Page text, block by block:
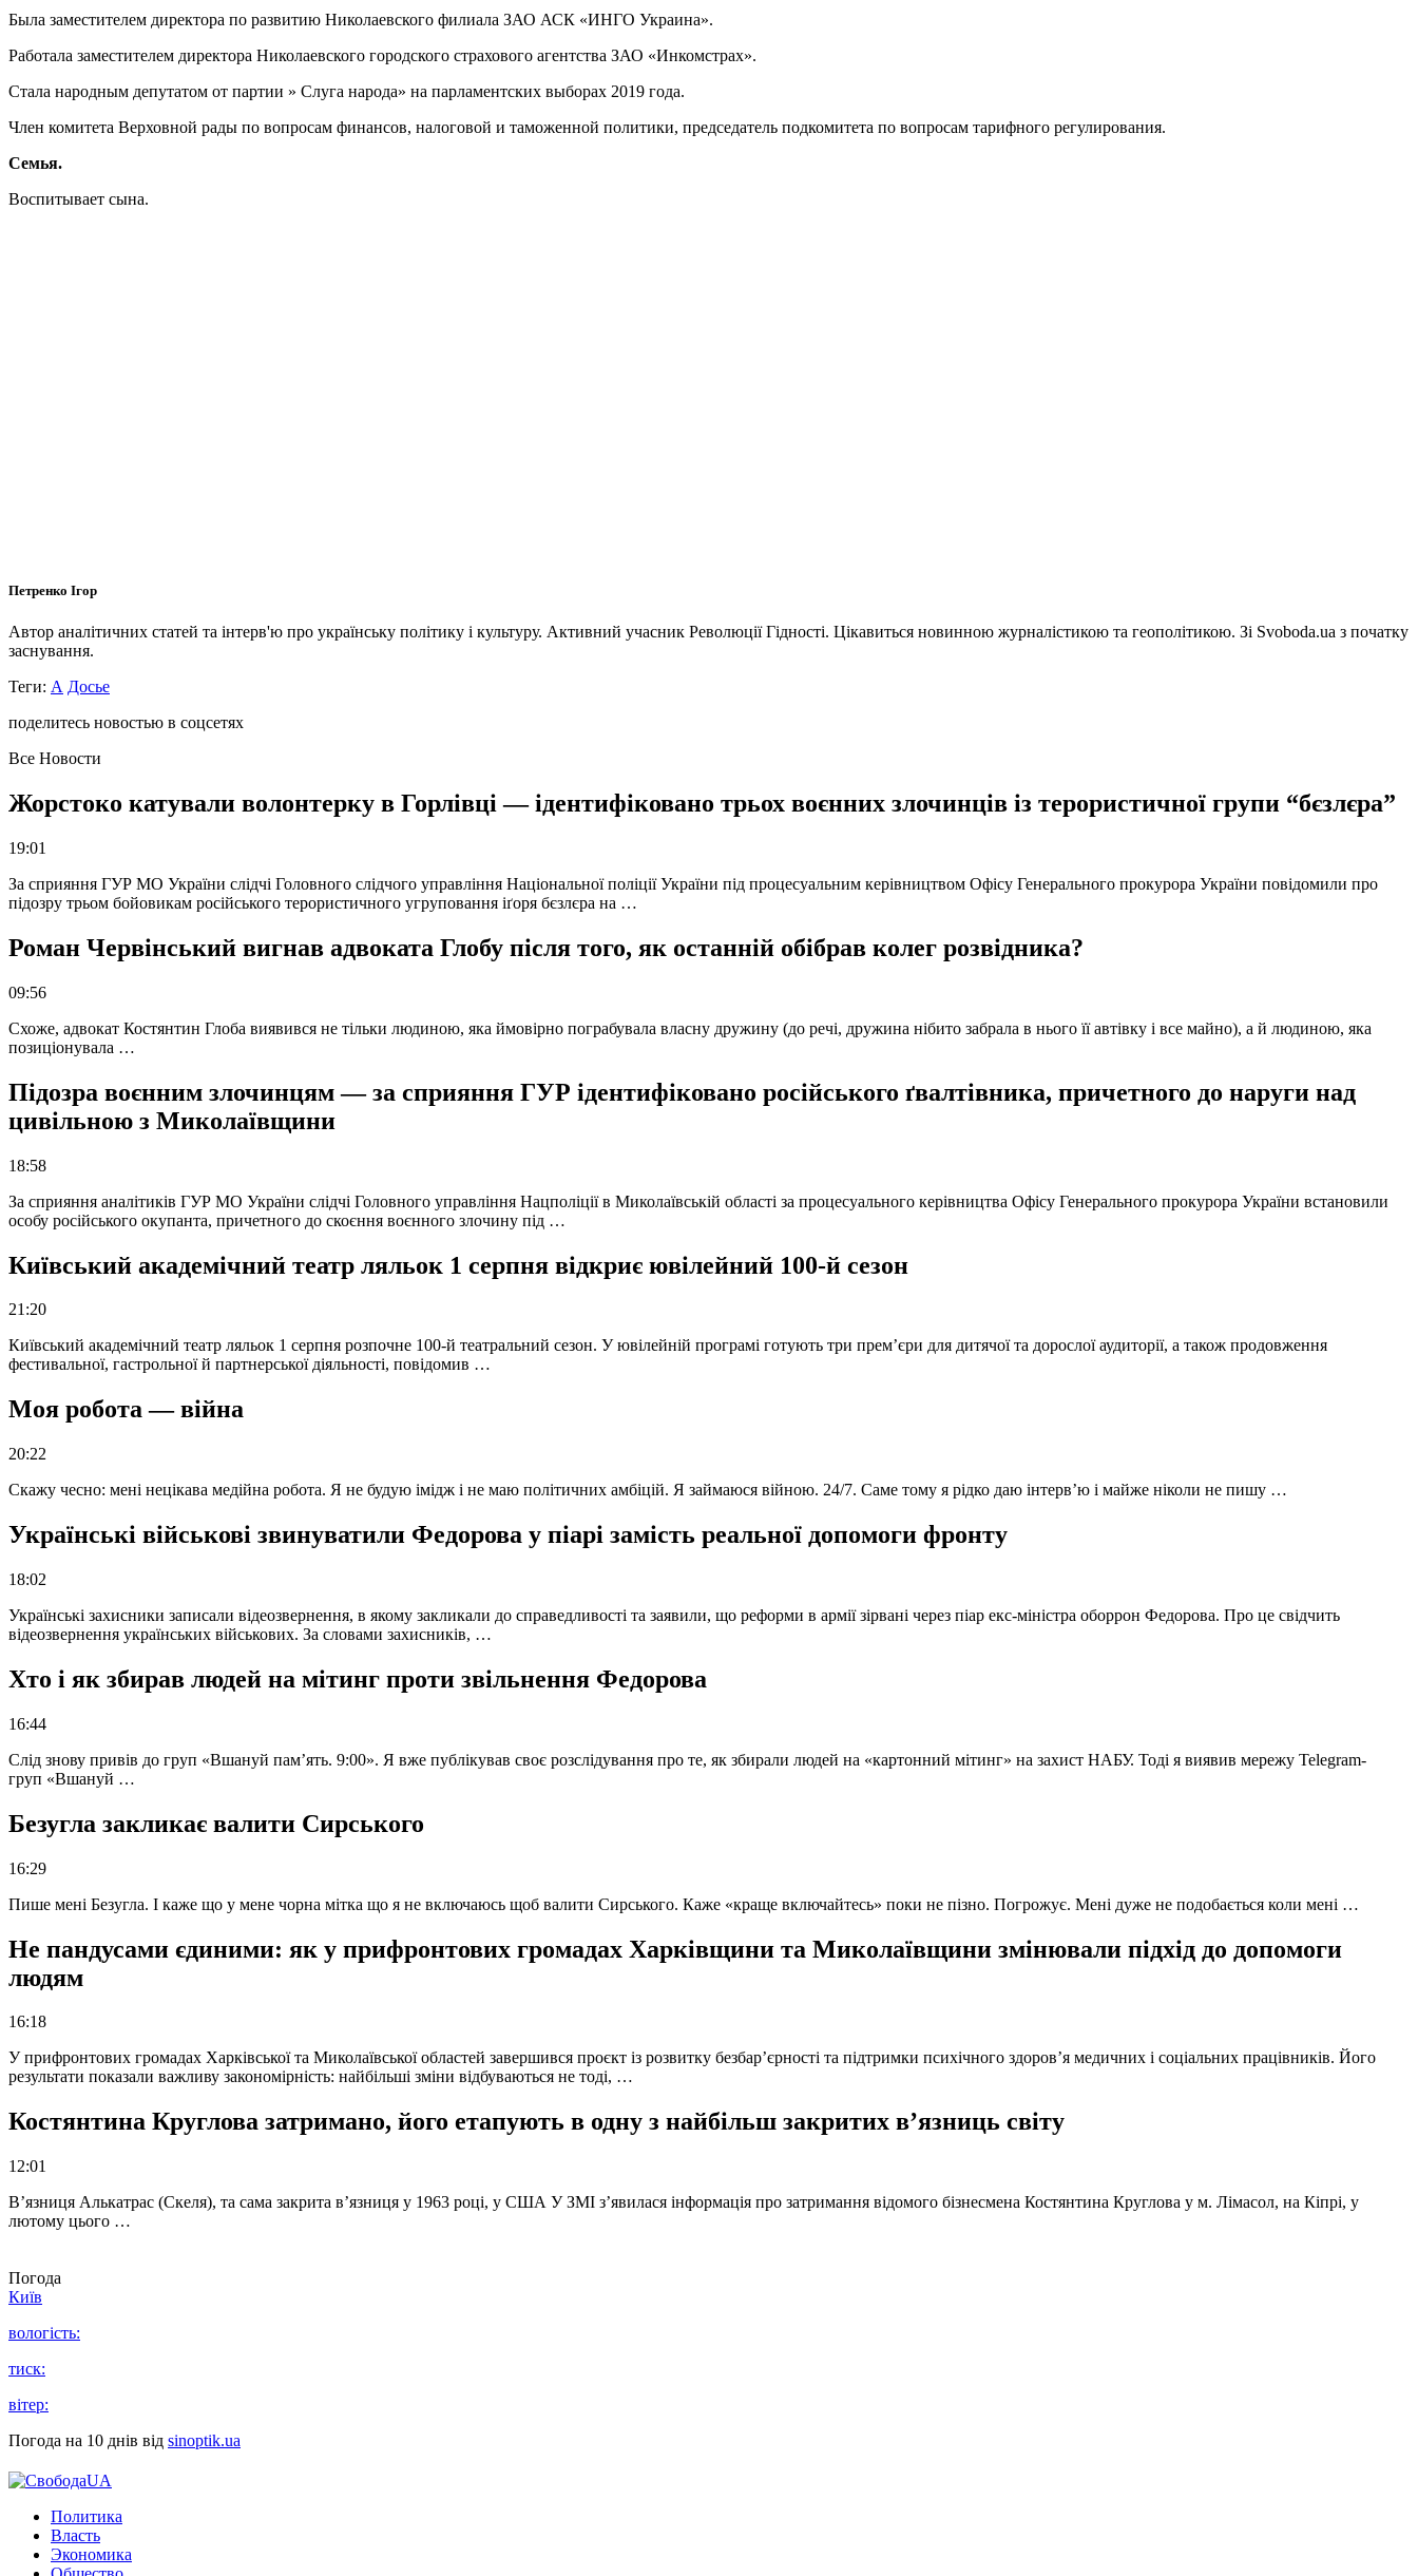
Была заместителем директора по развитию Николаевского филиала ЗАО АСК «ИНГО Украина».
Работала заместителем директора Николаевского городского страхового агентства ЗАО «Инкомстрах».
Стала народным депутатом от партии » Слуга народа» на парламентских выборах 2019 года.
Член комитета Верховной рады по вопросам финансов, налоговой и таможенной политики, председатель подкомитета по вопросам тарифного регулирования.
Семья.
Воспитывает сына.
Петренко Ігор
Автор аналітичних статей та інтерв'ю про українську політику і культуру. Активний учасник Революції Гідності. Цікавиться новинною журналістикою та геополітикою. Зі Svoboda.ua з початку
заснування.
Теги: А Досье
поделитесь новостью в соцсетях
Все Новости
Жорстоко катували волонтерку в Горлівці — ідентифіковано трьох воєнних злочинців із терористичної групи “бєзлєра”
19:01
За сприяння ГУР МО України слідчі Головного слідчого управління Національної поліції України під процесуальним керівництвом Офісу Генерального прокурора України повідомили про
підозру трьом бойовикам російського терористичного угруповання іґоря бєзлєра на …
Роман Червінський вигнав адвоката Глобу після того, як останній обібрав колег розвідника?
09:56
Схоже, адвокат Костянтин Глоба виявився не тільки людиною, яка ймовірно пограбувала власну дружину (до речі, дружина нібито забрала в нього її автівку і все майно), а й людиною, яка
позиціонувала …
Підозра воєнним злочинцям — за сприяння ГУР ідентифіковано російського ґвалтівника, причетного до наруги над
цивільною з Миколаївщини
18:58
За сприяння аналітиків ГУР МО України слідчі Головного управління Нацполіції в Миколаївській області за процесуального керівництва Офісу Генерального прокурора України встановили
особу російського окупанта, причетного до скоєння воєнного злочину під …
Київський академічний театр ляльок 1 серпня відкриє ювілейний 100-й сезон
21:20
Київський академічний театр ляльок 1 серпня розпочне 100-й театральний сезон. У ювілейній програмі готують три прем’єри для дитячої та дорослої аудиторії, а також продовження
фестивальної, гастрольної й партнерської діяльності, повідомив …
Моя робота — війна
20:22
Скажу чесно: мені нецікава медійна робота. Я не будую імідж і не маю політичних амбіцій. Я займаюся війною. 24/7. Саме тому я рідко даю інтерв’ю і майже ніколи не пишу …
Українські військові звинуватили Федорова у піарі замість реальної допомоги фронту
18:02
Українські захисники записали відеозвернення, в якому закликали до справедливості та заявили, що реформи в армії зірвані через піар екс-міністра оборрон Федорова. Про це свідчить
відеозвернення українських військових. За словами захисників, …
Хто і як збирав людей на мітинг проти звільнення Федорова
16:44
Слід знову привів до груп «Вшануй пам’ять. 9:00». Я вже публікував своє розслідування про те, як збирали людей на «картонний мітинг» на захист НАБУ. Тоді я виявив мережу Telegram-
груп «Вшануй …
Безугла закликає валити Сирського
16:29
Пише мені Безугла. І каже що у мене чорна мітка що я не включаюсь щоб валити Сирського. Каже «краще включайтесь» поки не пізно. Погрожує. Мені дуже не подобається коли мені …
Не пандусами єдиними: як у прифронтових громадах Харківщини та Миколаївщини змінювали підхід до допомоги
людям
16:18
У прифронтових громадах Харківської та Миколаївської областей завершився проєкт із розвитку безбар’єрності та підтримки психічного здоров’я медичних і соціальних працівників. Його
результати показали важливу закономірність: найбільші зміни відбуваються не тоді, …
Костянтина Круглова затримано, його етапують в одну з найбільш закритих в’язниць світу
12:01
В’язниця Алькатрас (Скеля), та сама закрита в’язниця у 1963 році, у США У ЗМІ з’явилася інформація про затримання відомого бізнесмена Костянтина Круглова у м. Лімасол, на Кіпрі, у
лютому цього …
Погода
Київ
вологість:
тиск:
вітер:
Погода на 10 днів від sinoptik.ua
Политика
Власть
Экономика